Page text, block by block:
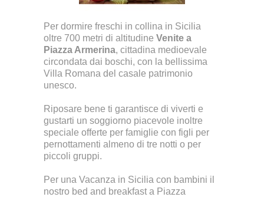
Per dormire freschi in collina in Sicilia
oltre 700 metri di altitudine Venite a
Piazza Armerina, cittadina medioevale
circondata dai boschi, con la bellissima
Villa Romana del casale patrimonio
unesco.
Riposare bene ti garantisce di viverti e
gustarti un soggiorno piacevole inoltre
speciale offerte per famiglie con figli per
pernottamenti almeno di tre notti o per
piccoli gruppi.
Per una Vacanza in Sicilia con bambini il
nostro bed and breakfast a Piazza